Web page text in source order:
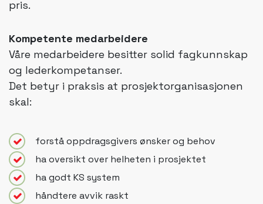
pris.
Kompetente medarbeidere
Våre medarbeidere besitter solid fagkunnskap
og lederkompetanser.
Det betyr i praksis at prosjektorganisasjonen
skal:
forstå oppdragsgivers ønsker og behov
ha oversikt over helheten i prosjektet
ha godt KS system
håndtere avvik raskt